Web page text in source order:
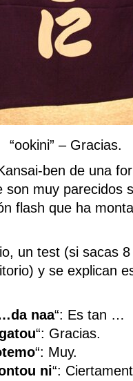
“ookini” – Gracias.
ben de una
son muy parecidos
flash que ha
un test (si sacas
y se explican
naa“: Es tan …
“: Gracias.
“: Muy.
ni“: